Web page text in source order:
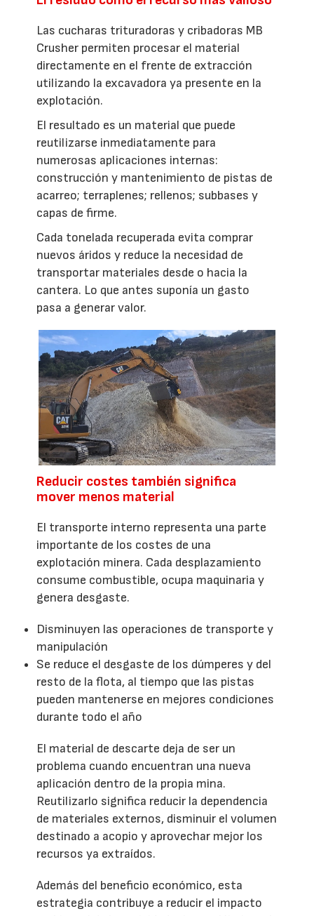
Las cucharas trituradoras y cribadoras MB
Crusher permiten procesar el material
directamente en el frente de extracción
utilizando la excavadora ya presente en la
explotación.
El resultado es un material que puede
reutilizarse inmediatamente para
numerosas aplicaciones internas:
construcción y mantenimiento de pistas de
acarreo; terraplenes; rellenos; subbases y
capas de firme.
Cada tonelada recuperada evita comprar
nuevos áridos y reduce la necesidad de
transportar materiales desde o hacia la
cantera. Lo que antes suponía un gasto
pasa a generar valor.
Reducir costes también significa
mover menos material
El transporte interno representa una parte
importante de los costes de una
explotación minera. Cada desplazamiento
consume combustible, ocupa maquinaria y
genera desgaste.
Disminuyen las operaciones de transporte y
manipulación
Se reduce el desgaste de los dúmperes y del
resto de la flota, al tiempo que las pistas
pueden mantenerse en mejores condiciones
durante todo el año
El material de descarte deja de ser un
problema cuando encuentran una nueva
aplicación dentro de la propia mina.
Reutilizarlo significa reducir la dependencia
de materiales externos, disminuir el volumen
destinado a acopio y aprovechar mejor los
recursos ya extraídos.
Además del beneficio económico, esta
estrategia contribuye a reducir el impacto